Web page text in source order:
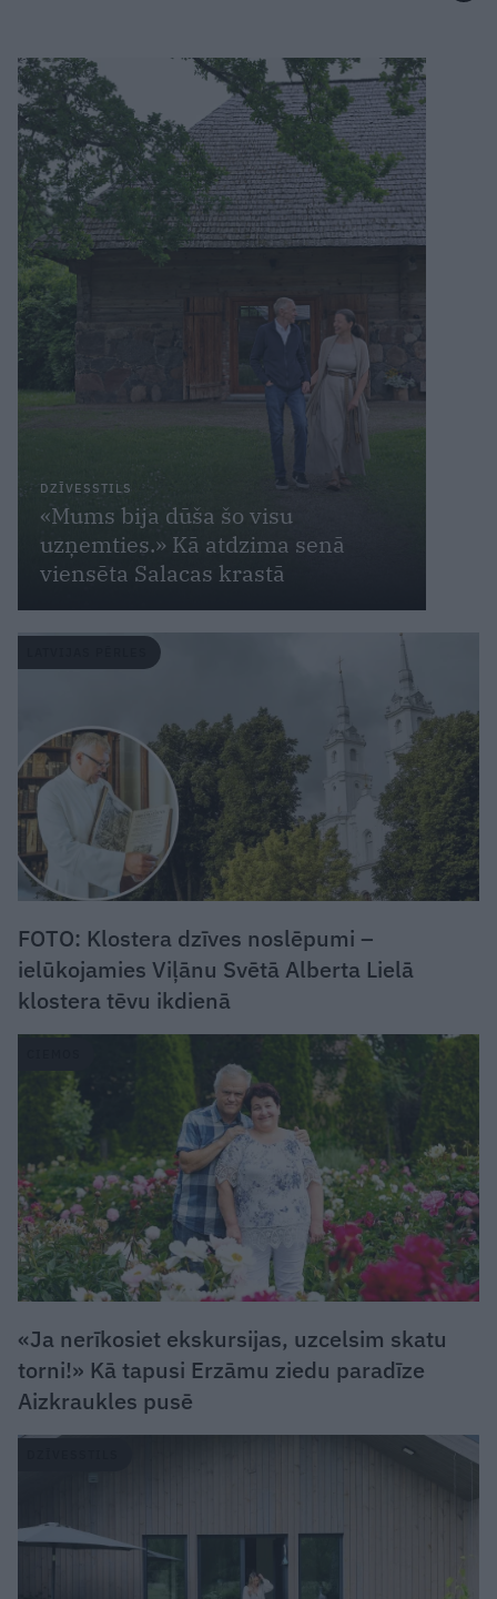
DZĪVESSTILS
«Mums bija dūša šo visu
uzņemties.» Kā atdzima senā
viensēta Salacas krastā
FOTO: Klostera dzīves noslēpumi –
ielūkojamies Viļānu Svētā Alberta Lielā
klostera tēvu ikdienā
«Ja nerīkosiet ekskursijas, uzcelsim skatu
torni!» Kā tapusi Erzāmu ziedu paradīze
Aizkraukles pusē